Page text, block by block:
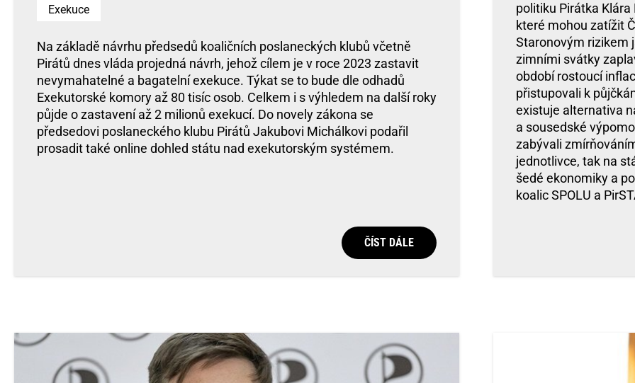
Exekuce
Na základě návrhu předsedů koaličních poslaneckých klubů včetně
Pirátů dnes vláda projedná návrh, jehož cílem je v roce 2023 zastavit
nevymahatelné a bagatelní exekuce. Týkat se to bude dle odhadů
Exekutorské komory až 80 tisíc osob. Celkem i s výhledem na další roky
půjde o zastavení až 2 milionů exekucí. Do novely zákona se
předsedovi poslaneckého klubu Pirátů Jakubovi Michálkovi podařil
prosadit také online dohled státu nad exekutorským systémem.
ČÍST DÁLE
politiku Pirátka
které mohou zatížit
Staronovým rizikem
zimními svátky
období rostoucí
přistupovali k
existuje alternativa
a sousedské
zabývali
jednotlivce, tak na
šedé ekonomiky a
koalic SPOLU a